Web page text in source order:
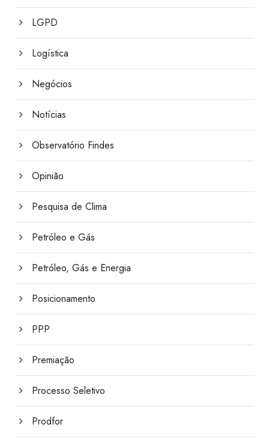
LGPD
Logística
Negócios
Notícias
Observatório Findes
Opinião
Pesquisa de Clima
Petróleo e Gás
Petróleo, Gás e Energia
Posicionamento
PPP
Premiação
Processo Seletivo
Prodfor